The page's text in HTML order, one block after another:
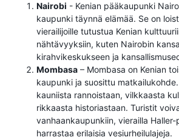
Nairobi - Kenian pääkaupunki
kaupunki täynnä elämää. Se on
vierailijoille tutustua Kenian
nähtävyyksiin, kuten Nairobin
kirahvikeskukseen ja
Mombasa – Mombasa on Kenian
kaupunki ja suosittu
kauniista rannoistaan, vilkkaasta
rikkaasta historiastaan. Turistit
vanhaankaupunkiin, vierailla
harrastaa erilaisia ​​vesiurheilulajeja.